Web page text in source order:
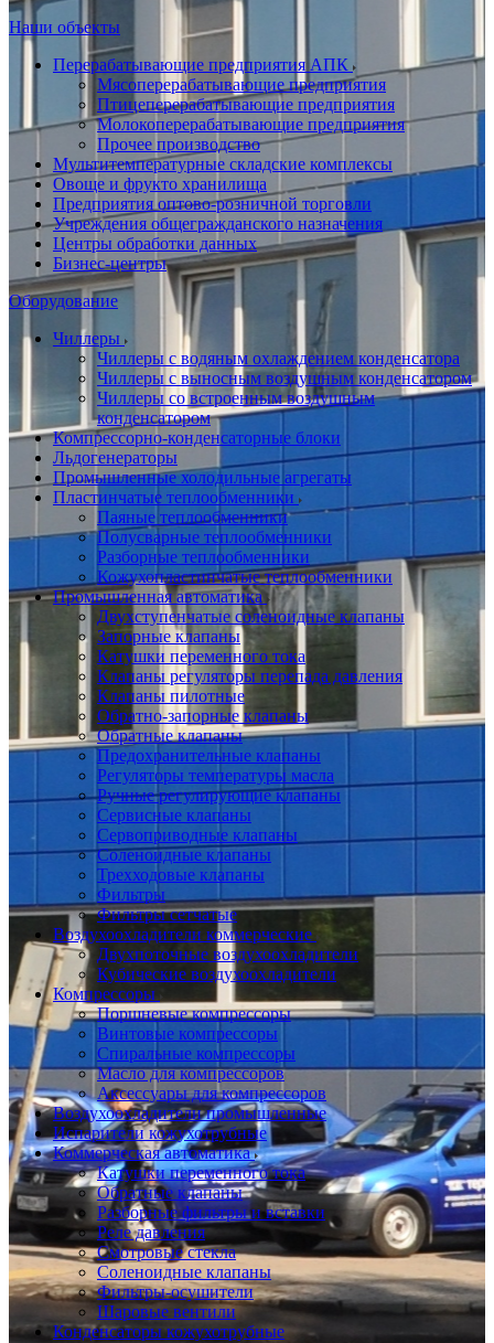
Наши объекты
Перерабатывающие предприятия АПК
Мясоперерабатывающие предприятия
Птицеперерабатывающие предприятия
Молокоперерабатывающие предприятия
Прочее производство
Мультитемпературные складские комплексы
Овоще и фрукто хранилища
Предприятия оптово-розничной торговли
Учреждения общегражданского назначения
Центры обработки данных
Бизнес-центры
Оборудование
Чиллеры
Чиллеры с водяным охлаждением конденсатора
Чиллеры с выносным воздушным конденсатором
Чиллеры со встроенным воздушным
конденсатором
Компрессорно-конденсаторные блоки
Льдогенераторы
Промышленные холодильные агрегаты
Пластинчатые теплообменники
Паяные теплообменники
Полусварные теплообменники
Разборные теплообменники
Кожухопластинчатые теплообменники
Промышленная автоматика
Двухступенчатые соленоидные клапаны
Запорные клапаны
Катушки переменного тока
Клапаны регуляторы перепада давления
Клапаны пилотные
Обратно-запорные клапаны
Обратные клапаны
Предохранительные клапаны
Регуляторы температуры масла
Ручные регулирующие клапаны
Сервисные клапаны
Сервоприводные клапаны
Соленоидные клапаны
Трехходовые клапаны
Фильтры
Фильтры сетчатые
Воздухоохладители коммерческие
Двухпоточные воздухоохладители
Кубические воздухоохладители
Компрессоры
Поршневые компрессоры
Винтовые компрессоры
Спиральные компрессоры
Масло для компрессоров
Аксессуары для компрессоров
Воздухоохладители промышленные
Испарители кожухотрубные
Коммерческая автоматика
Катушки переменного тока
Обратные клапаны
Разборные фильтры и вставки
Реле давления
Смотровые стекла
Соленоидные клапаны
Фильтры-осушители
Шаровые вентили
Конденсаторы кожухотрубные